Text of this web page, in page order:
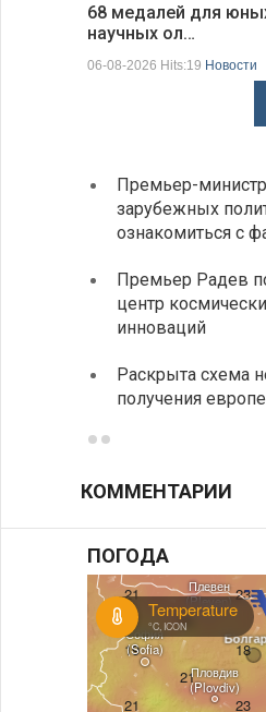
68 медалей для
научных ол…
06-08-2026 Hits:19 Новости
Премьер-
зарубежных
ознакомиться с
Премьер Радев
центр
инноваций
Раскрыта схема
получения
КОММЕНТАРИИ
ПОГОДА